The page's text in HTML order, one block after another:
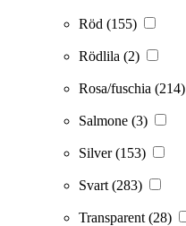
Röd (155)
Rödlila (2)
Rosa/fuschia (214)
Salmone (3)
Silver(153)
Svart (283)
Transparent (28)